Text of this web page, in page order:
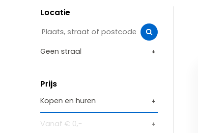
Locatie
Prijs